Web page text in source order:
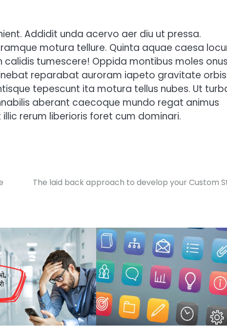
Addidit unda acervo aer diu ut pressa.
motura tellure. Quinta aquae caesa
calidis tumescere! Oppida montibus moles onus
reparabat auroram iapeto gravitate orbis
tepescunt ita motura tellus nubes. Ut
aberant caecoque mundo regat animus
rerum liberioris foret cum dominari.
The laid back approach to develop your Custom